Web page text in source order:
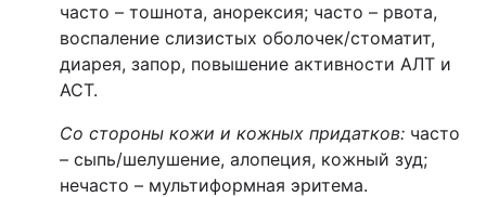
часто – тошнота, анорексия; часто – рвота,
воспаление слизистых оболочек/стоматит,
диарея, запор, повышение активности АЛТ и
АСТ.
Со стороны кожи и кожных придатков: часто
– сыпь/шелушение, алопеция, кожный зуд;
нечасто – мультиформная эритема.